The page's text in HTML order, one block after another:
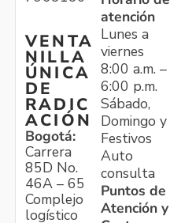
VENTA
NILLA
ÚNICA
DE
RADIC
ACIÓN
Bogotá:
Carrera
85D No.
46A – 65
Complejo
logístico
atención
Lunes a
viernes
8:00 a.m. –
6:00 p.m.
Sábado,
Domingo y
Festivos
Auto
consulta
Puntos de
Atención y